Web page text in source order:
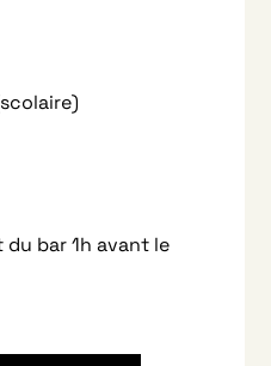
bar 1h avant le